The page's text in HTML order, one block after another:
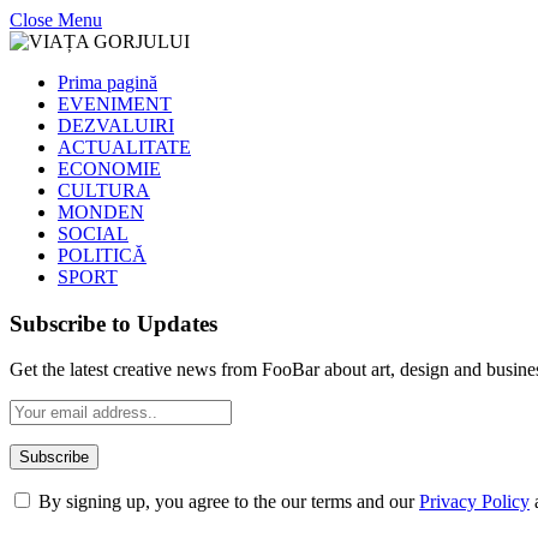
Close Menu
Prima pagină
EVENIMENT
DEZVALUIRI
ACTUALITATE
ECONOMIE
CULTURA
MONDEN
SOCIAL
POLITICĂ
SPORT
Subscribe to Updates
Get the latest creative news from FooBar about art, design and
By signing up, you agree to the our terms and ourPrivacy Policy